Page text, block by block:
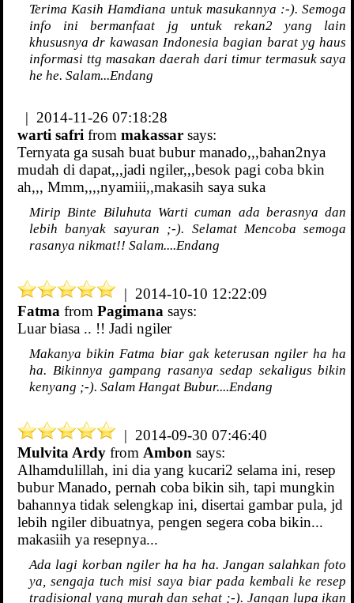
Terima Kasih Hamdiana untuk masukannya :-). Semoga
info ini bermanfaat jg untuk rekan2 yang lain
khususnya dr kawasan Indonesia bagian barat yg haus
informasi ttg masakan daerah dari timur termasuk saya
he he. Salam...Endang
| 2014-11-26 07:18:28
warti safri from makassar says:
Ternyata ga susah buat bubur manado,,,bahan2nya
mudah di dapat,,,jadi ngiler,,,besok pagi coba bkin
ah,,, Mmm,,,,nyamiii,,makasih saya suka
Mirip Binte Biluhuta Warti cuman ada berasnya dan
lebih banyak sayuran ;-). Selamat Mencoba semoga
rasanya nikmat!! Salam....Endang
| 2014-10-10 12:22:09
Fatma from Pagimana says:
Luar biasa .. !! Jadi ngiler
Makanya bikin Fatma biar gak keterusan ngiler ha ha
ha. Bikinnya gampang rasanya sedap sekaligus bikin
kenyang ;-). Salam Hangat Bubur....Endang
| 2014-09-30 07:46:40
Mulvita Ardy from Ambon says:
Alhamdulillah, ini dia yang kucari2 selama ini, resep
bubur Manado, pernah coba bikin sih, tapi mungkin
bahannya tidak selengkap ini, disertai gambar pula, jd
lebih ngiler dibuatnya, pengen segera coba bikin...
makasiih ya resepnya...
Ada lagi korban ngiler ha ha ha. Jangan salahkan foto
ya, sengaja tuch misi saya biar pada kembali ke resep
tradisional yang murah dan sehat ;-). Jangan lupa ikan